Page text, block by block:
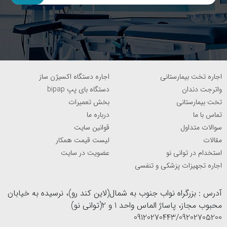
اجاره تخت بیمارستانی
اجاره دستگاه اکسیژن ساز
واترجت دندان
دستگاه بای پپ bipap
تخت بیمارستانی
بخش تعمیرات
تماس با ما
درباره ما
سوالات متداول
قوانین سایت
مقالات
لیست قیمت همکار
استخدام در توانی نو
عضویت در سایت
اجاره تجهیزات پزشکی و تنفسی
آدرس : بزرگراه نواب جنوب به شمال(لاین کند رو)، نرسیده به خیابان
محبوب مجاز، پاساژ الماس واحد 1 و 2(توانی نو)
09120270443/09202705200